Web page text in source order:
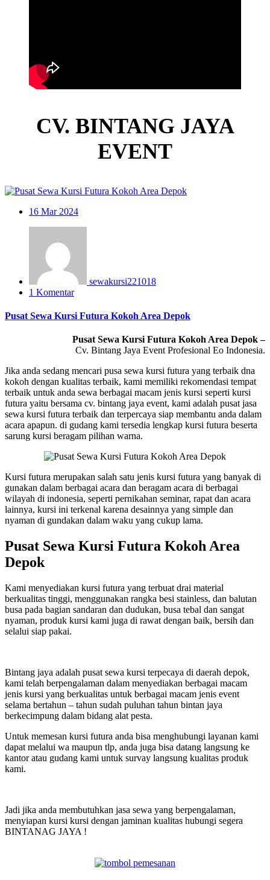
CV. BINTANG JAYA
EVENT
16 Mar 2024
sewakursi221018
1 Komentar
Pusat Sewa Kursi Futura Kokoh Area Depok
Pusat Sewa Kursi Futura Kokoh Area Depok –
Cv. Bintang Jaya Event Profesional Eo Indonesia.
Jika anda sedang mencari pusa sewa kursi futura yang terbaik dna
kokoh dengan kualitas terbaik, kami memiliki rekomendasi tempat
terbaik untuk anda sewa berbagai macam jenis kursi seperti kursi
futura yaitu bersama cv. bintang jaya event, kami adalah pusat jasa
sewa kursi futura terbaik dan terpercaya siap membantu anda dalam
acara apapun. di gudang kami tersedia lengkap kursi futura beserta
sarung kursi beragam pilihan warna.
Kursi futura merupakan salah satu jenis kursi futura yang banyak di
gunakan dalam berbagai acara dan beragam acara di berbagai
wilayah di indonesia, seperti pernikahan seminar, rapat dan acara
lainnya, kursi ini terkenal karena desainnya yang simple dan
nyaman di gundakan dalam waku yang cukup lama.
Pusat Sewa Kursi Futura Kokoh Area
Depok
Kami menyediakan kursi futura yang terbuat drai material
berkualitas tinggi, menggunakan rangka besi stainless, dan balutan
busa pada bagian sandaran dan dudukan, busa tebal dan sangat
nyaman, produk kursi kami juga di rawat dengan baik, bersih dan
selalui siap pakai.
Bintang jaya adalah pusat sewa kursi terpecaya di daerah depok,
kami telah berpengalaman dalam menyediakan berbagai macam
jenis kursi yang berkualitas untuk berbagai macam jenis event
selama bertahun – tahun sudah puluhan tahun bintan jaya
berkecimpung dalam bidang alat pesta.
Untuk memesan kursi futura anda bisa menghubungi layanan kami
dapat melalui wa maupun tlp, anda juga bisa datang langsung ke
kantor atau gudang kami untuk survay langsung kualitas produk
kami.
Jadi jika anda membutuhkan jasa sewa yang berpengalaman,
menyiapan kursi kursi dengan jaminan kualitas hubungi segera
BINTANAG JAYA !